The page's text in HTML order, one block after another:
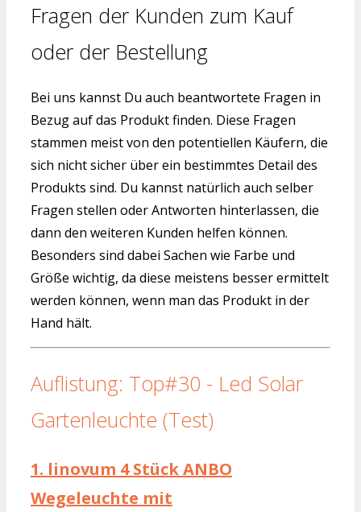
Fragen der Kunden zum Kauf
oder der Bestellung
Bei uns kannst Du auch beantwortete Fragen in
Bezug auf das Produkt finden. Diese Fragen
stammen meist von den potentiellen Käufern, die
sich nicht sicher über ein bestimmtes Detail des
Produkts sind. Du kannst natürlich auch selber
Fragen stellen oder Antworten hinterlassen, die
dann den weiteren Kunden helfen können.
Besonders sind dabei Sachen wie Farbe und
Größe wichtig, da diese meistens besser ermittelt
werden können, wenn man das Produkt in der
Hand hält.
Auflistung: Top#30 - Led Solar
Gartenleuchte (Test)
1. linovum 4 Stück ANBO
Wegeleuchte mit